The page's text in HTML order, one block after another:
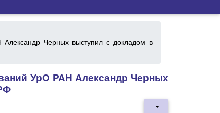
Александр Черных выступил с докладом в
УрО РАН Александр Черных